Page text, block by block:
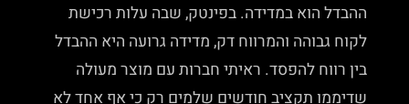
ההבדל הוא במדידה. בפינטק, שבה עלות רכישת
לקוח גבוהה והמרווח דק, מדידה גרועה היא ההבדל
בין רווח להפסד. ראיתי חברות עם מוצר מעולה
שדיממו תקציב חודשים שלמים רק כי אף אחד לא